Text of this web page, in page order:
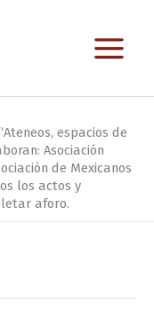
espacios de
Asociación
de Mexicanos
los actos y
aforo.